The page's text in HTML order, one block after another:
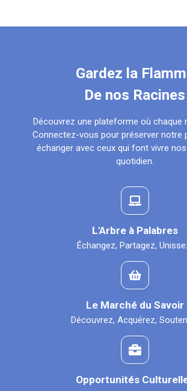
Gardez la
De nos Racines
Découvrez une plateforme où chaque
Connectez-vous pour préserver notre
échanger avec ceux qui font vivre
quotidien.
L'Arbre à Palabres
Échangez, Partagez,
Le Marché du Savoir
Découvrez, Acquérez,
Opportunités